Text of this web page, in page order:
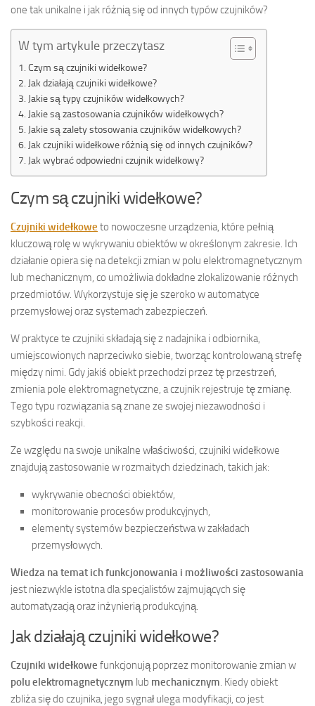
one tak unikalne i jak różnią się od innych typów czujników?
W tym artykule przeczytasz
Czym są czujniki widełkowe?
Jak działają czujniki widełkowe?
Jakie są typy czujników widełkowych?
Jakie są zastosowania czujników widełkowych?
Jakie są zalety stosowania czujników widełkowych?
Jak czujniki widełkowe różnią się od innych czujników?
Jak wybrać odpowiedni czujnik widełkowy?
Czym są czujniki widełkowe?
Czujniki widełkowe to nowoczesne urządzenia, które pełnią
kluczową rolę w wykrywaniu obiektów w określonym zakresie. Ich
działanie opiera się na detekcji zmian w polu elektromagnetycznym
lub mechanicznym, co umożliwia dokładne zlokalizowanie różnych
przedmiotów. Wykorzystuje się je szeroko w automatyce
przemysłowej oraz systemach zabezpieczeń.
W praktyce te czujniki składają się z nadajnika i odbiornika,
umiejscowionych naprzeciwko siebie, tworząc kontrolowaną strefę
między nimi. Gdy jakiś obiekt przechodzi przez tę przestrzeń,
zmienia pole elektromagnetyczne, a czujnik rejestruje tę zmianę.
Tego typu rozwiązania są znane ze swojej niezawodności i
szybkości reakcji.
Ze względu na swoje unikalne właściwości, czujniki widełkowe
znajdują zastosowanie w rozmaitych dziedzinach, takich jak:
wykrywanie obecności obiektów,
monitorowanie procesów produkcyjnych,
elementy systemów bezpieczeństwa w zakładach
przemysłowych.
Wiedza na temat ich funkcjonowania i możliwości zastosowania
jest niezwykle istotna dla specjalistów zajmujących się
automatyzacją oraz inżynierią produkcyjną.
Jak działają czujniki widełkowe?
Czujniki widełkowe funkcjonują poprzez monitorowanie zmian w
polu elektromagnetycznym lub mechanicznym. Kiedy obiekt
zbliża się do czujnika, jego sygnał ulega modyfikacji, co jest